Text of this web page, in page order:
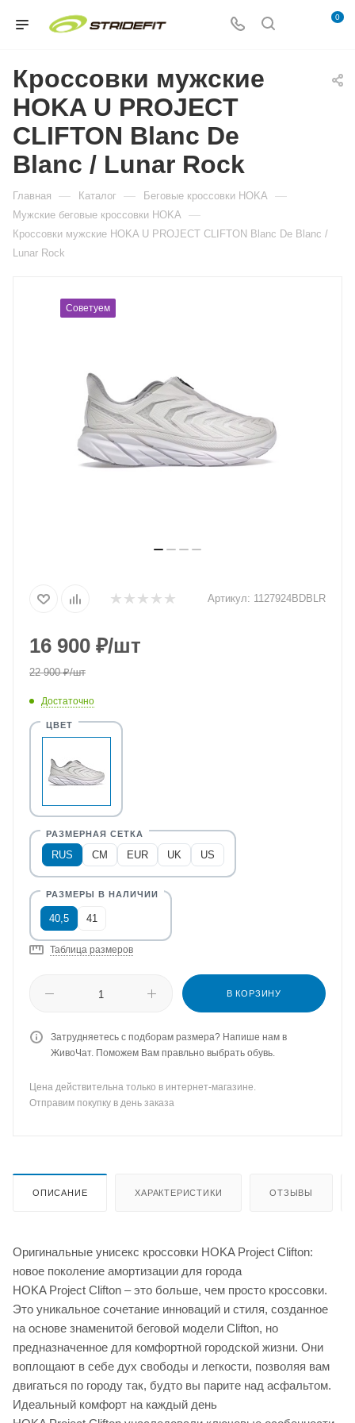
0
Кроссовки мужские
HOKA U PROJECT
CLIFTON Blanc De
Blanc / Lunar Rock
Главная — Каталог — Беговые кроссовки HOKA —
Мужские беговые кроссовки HOKA —
Кроссовки мужские HOKA U PROJECT CLIFTON Blanc De Blanc /
Lunar Rock
Советуем
Артикул: 1127924BDBLR
16 900 ₽/шт
22 900₽/шт
Достаточно
RUS CM EUR UK US
40,5 41
Таблица размеров
В КОРЗИНУ
Затрудняетесь с подборам размера? Напише нам в
ЖивоЧат. Поможем Вам правльно выбрать обувь.
Цена действительна только в интернет-магазине.
Отправим покупку в день заказа
ОПИСАНИЕ ХАРАКТЕРИСТИКИ ОТЗЫВЫ
Оригинальные унисекс кроссовки HOKA Project Clifton:
новое поколение амортизации для города
HOKA Project Clifton – это больше, чем просто кроссовки.
Это уникальное сочетание инноваций и стиля, созданное
на основе знаменитой беговой модели Clifton, но
предназначенное для комфортной городской жизни. Они
воплощают в себе дух свободы и легкости, позволяя вам
двигаться по городу так, будто вы парите над асфальтом.
Идеальный комфорт на каждый день